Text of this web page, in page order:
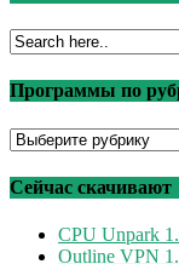
Программы по
Программы
рубрикам
Сейчас скачивают
CPU Unpark
Outline VPN